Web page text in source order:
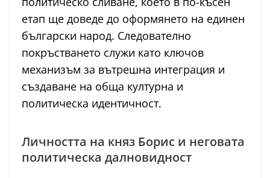
етап ще доведе до оформянето на единен
български народ. Следователно
покръстването служи като ключов
механизъм за вътрешна интеграция и
създаване на обща културна и
политическа идентичност.
Личността на княз Борис и неговата
политическа далновидност